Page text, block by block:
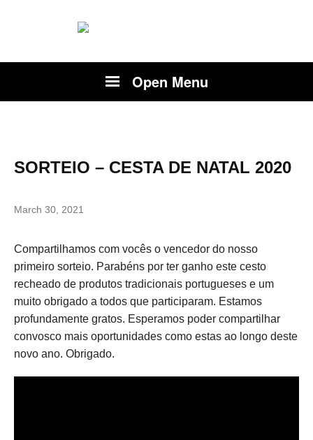
Open Menu
SORTEIO – CESTA DE NATAL 2020
March 30, 2021
Compartilhamos com vocês o vencedor do nosso
primeiro sorteio. Parabéns por ter ganho este cesto
recheado de produtos tradicionais portugueses e um
muito obrigado a todos que participaram. Estamos
profundamente gratos. Esperamos poder compartilhar
convosco mais oportunidades como estas ao longo deste
novo ano. Obrigado.